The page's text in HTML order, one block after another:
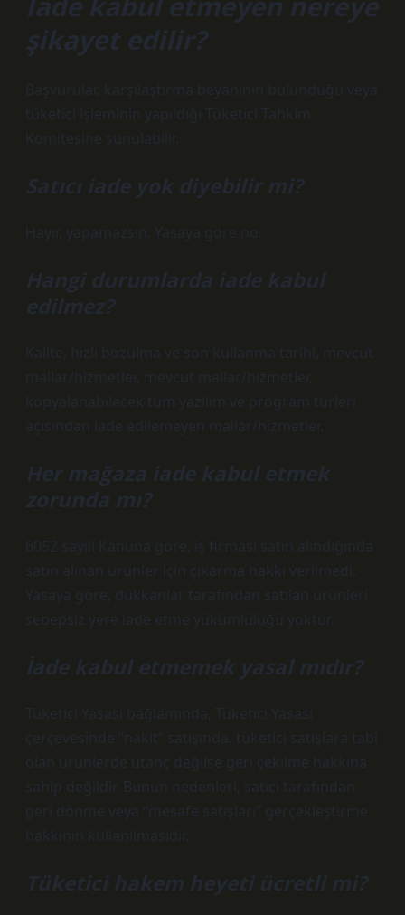
şikayet edilir?
Başvurular, karşılaştırma beyanının bulunduğu veya
tüketici işleminin yapıldığı Tüketici Tahkim
Komitesine sunulabilir.
Satıcı iade yok diyebilir mi?
Hayır, yapamazsın. Yasaya göre no.
Hangi durumlarda iade kabul
edilmez?
Kalite, hızlı bozulma ve son kullanma tarihi, mevcut
mallar/hizmetler, mevcut mallar/hizmetler,
kopyalanabilecek tüm yazılım ve program türleri
açısından iade edilemeyen mallar/hizmetler.
Her mağaza iade kabul etmek
zorunda mı?
6052 sayılı Kanuna göre, iş firması satın alındığında
satın alınan ürünler için çıkarma hakkı verilmedi.
Yasaya göre, dükkanlar tarafından satılan ürünleri
sebepsiz yere iade etme yükümlülüğü yoktur.
İade kabul etmemek yasal mıdır?
Tüketici Yasası bağlamında, Tüketici Yasası
çerçevesinde “nakit” satışında, tüketici satışlara tabi
olan ürünlerde utanç değilse geri çekilme hakkına
sahip değildir. Bunun nedenleri, satıcı tarafından
geri dönme veya “mesafe satışları” gerçekleştirme
hakkının kullanılmasıdır.
Tüketici hakem heyeti ücretli mi?